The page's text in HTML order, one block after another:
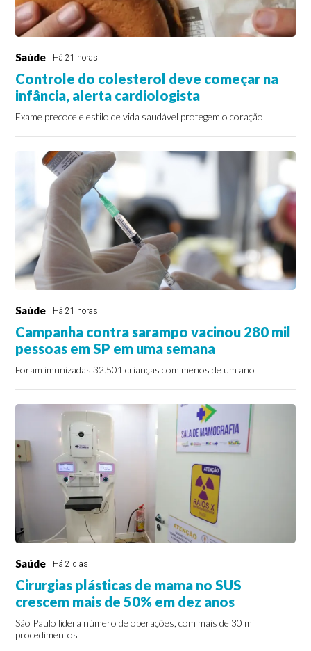
Saúde Há 21 horas
Controle do colesterol deve começar na
infância, alerta cardiologista
Exame precoce e estilo de vida saudável protegem o coração
Saúde Há 21 horas
Campanha contra sarampo vacinou 280 mil
pessoas em SP em uma semana
Foram imunizadas 32.501 crianças com menos de um ano
Saúde Há 2 dias
Cirurgias plásticas de mama no SUS
crescem mais de 50% em dez anos
São Paulo lidera número de operações, com mais de 30 mil
procedimentos